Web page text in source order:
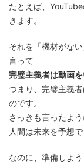
たとえば、
きます。
それを「機材がな
言って
完璧主義者は動画
つまり、完璧主義
のです。
さっきも言ったよ
人間は未来を予想で
なのに、準備しよ